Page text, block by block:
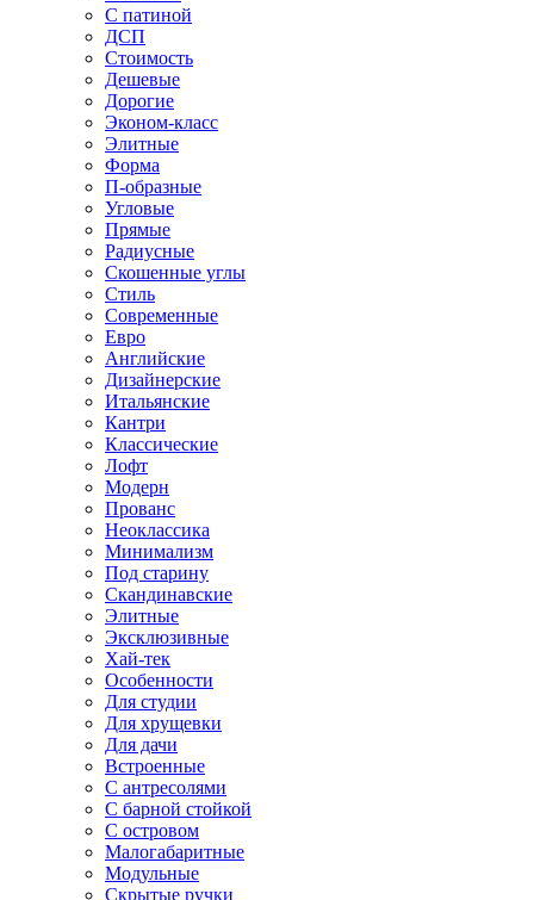
С патиной
ДСП
Стоимость
Дешевые
Дорогие
Эконом-класс
Элитные
Форма
П-образные
Угловые
Прямые
Радиусные
Скошенные углы
Стиль
Современные
Евро
Английские
Дизайнерские
Итальянские
Кантри
Классические
Лофт
Модерн
Прованс
Неоклассика
Минимализм
Под старину
Скандинавские
Элитные
Эксклюзивные
Хай-тек
Особенности
Для студии
Для хрущевки
Для дачи
Встроенные
С антресолями
С барной стойкой
С островом
Малогабаритные
Модульные
Скрытые ручки